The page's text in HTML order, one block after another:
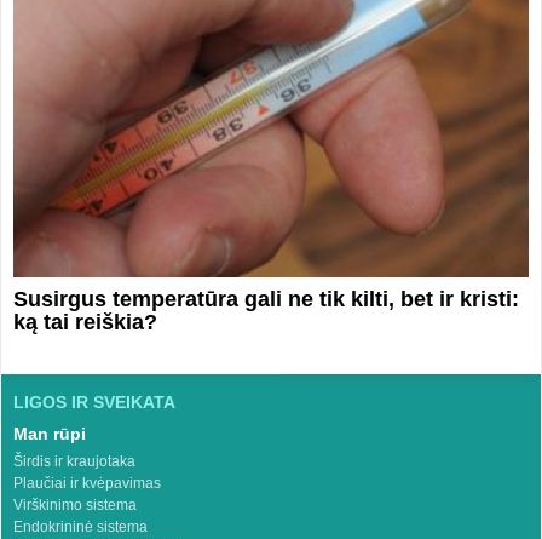
Susirgus temperatūra gali ne tik kilti, bet ir kristi:
ką tai reiškia?
LIGOS IR SVEIKATA
Man rūpi
Širdis ir kraujotaka
Plaučiai ir kvėpavimas
Virškinimo sistema
Endokrininė sistema